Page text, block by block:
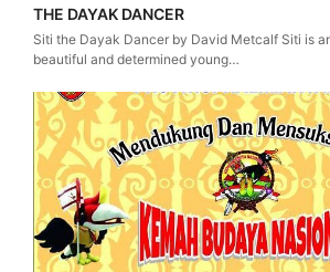
THE DAYAK DANCER
Siti the Dayak Dancer by David Metcalf Siti is
beautiful and determined young…